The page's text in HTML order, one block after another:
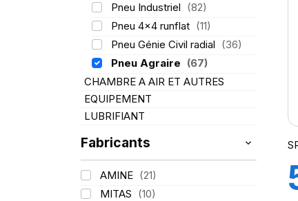
Pneu Industriel (82)
Pneu 4x4 runflat (11)
Pneu Génie Civil radial (36)
Pneu Agraire (67)
CHAMBRE A AIR ET AUTRES
EQUIPEMENT
LUBRIFIANT
Fabricants
AMINE (21)
MITAS (10)